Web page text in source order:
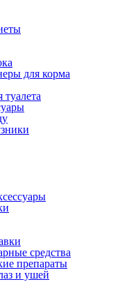
для корма
средства
препараты
и ушей